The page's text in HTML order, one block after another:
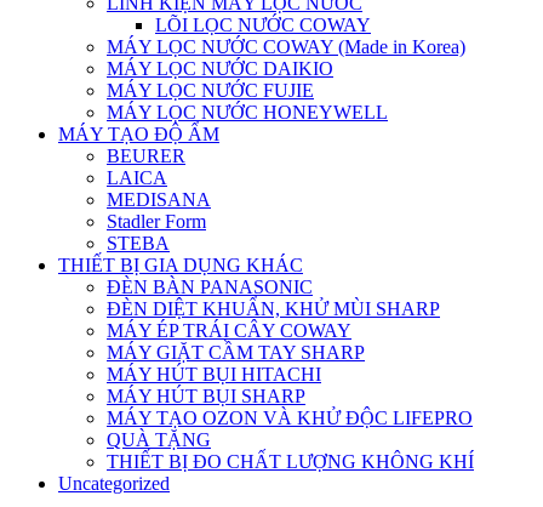
LÕI LỌC NƯỚC COWAY
MÁY LỌC NƯỚC COWAY (Made in Korea)
MÁY LỌC NƯỚC DAIKIO
MÁY LỌC NƯỚC FUJIE
MÁY LỌC NƯỚC HONEYWELL
MÁY TẠO ĐỘ ẨM
BEURER
LAICA
MEDISANA
Stadler Form
STEBA
THIẾT BỊ GIA DỤNG KHÁC
ĐÈN BÀN PANASONIC
ĐÈN DIỆT KHUẨN, KHỬ MÙI SHARP
MÁY ÉP TRÁI CÂY COWAY
MÁY GIẶT CẦM TAY SHARP
MÁY HÚT BỤI HITACHI
MÁY HÚT BỤI SHARP
MÁY TẠO OZON VÀ KHỬ ĐỘC LIFEPRO
QUÀ TẶNG
THIẾT BỊ ĐO CHẤT LƯỢNG KHÔNG KHÍ
Uncategorized